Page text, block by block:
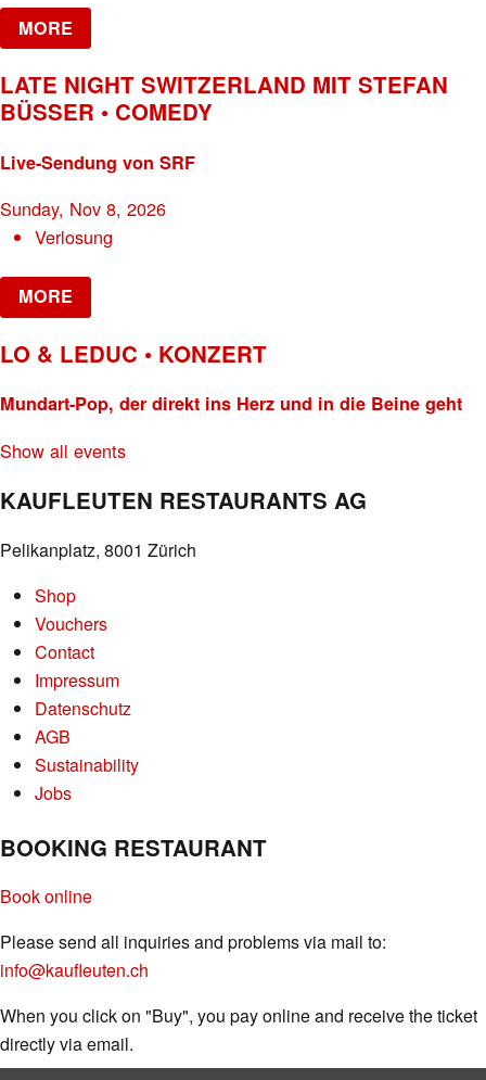
MORE
LATE NIGHT SWITZERLAND MIT STEFAN
BÜSSER • COMEDY
Live-Sendung von SRF
Sunday, Nov 8, 2026
Verlosung
MORE
LO & LEDUC • KONZERT
Mundart-Pop, der direkt ins Herz und in die Beine geht
Show all events
KAUFLEUTEN RESTAURANTS AG
Pelikanplatz, 8001 Zürich
Shop
Vouchers
Contact
Impressum
Datenschutz
AGB
Sustainability
Jobs
BOOKING RESTAURANT
Book online
Please send all inquiries and problems via mail to:
info@kaufleuten.ch
When you click on "Buy", you pay online and receive the ticket
directly via email.